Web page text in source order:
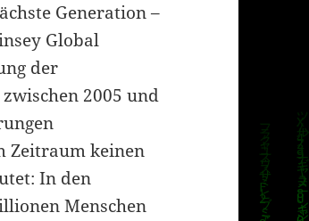
Generation –
Global
der
2005 und
Zeitraum keinen
In den
Menschen